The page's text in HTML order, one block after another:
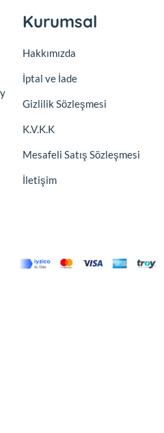
Kurumsal
Hakkımızda
İptal ve İade
Gizlilik Sözleşmesi
K.V.K.K
Mesafeli Satış Sözleşmesi
İletişim